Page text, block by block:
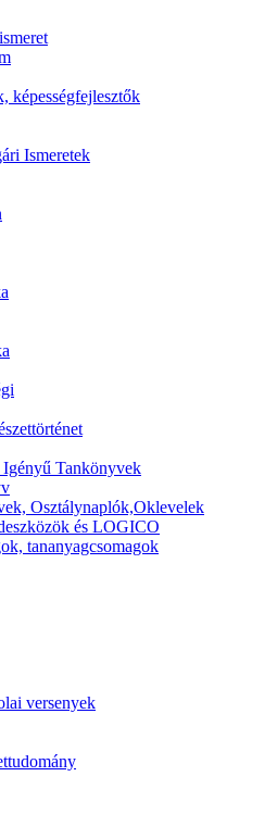
képességfejlesztők
Ismeretek
Igényű Tankönyvek
Osztálynaplók,Oklevelek
és LOGICO
tananyagcsomagok
versenyek